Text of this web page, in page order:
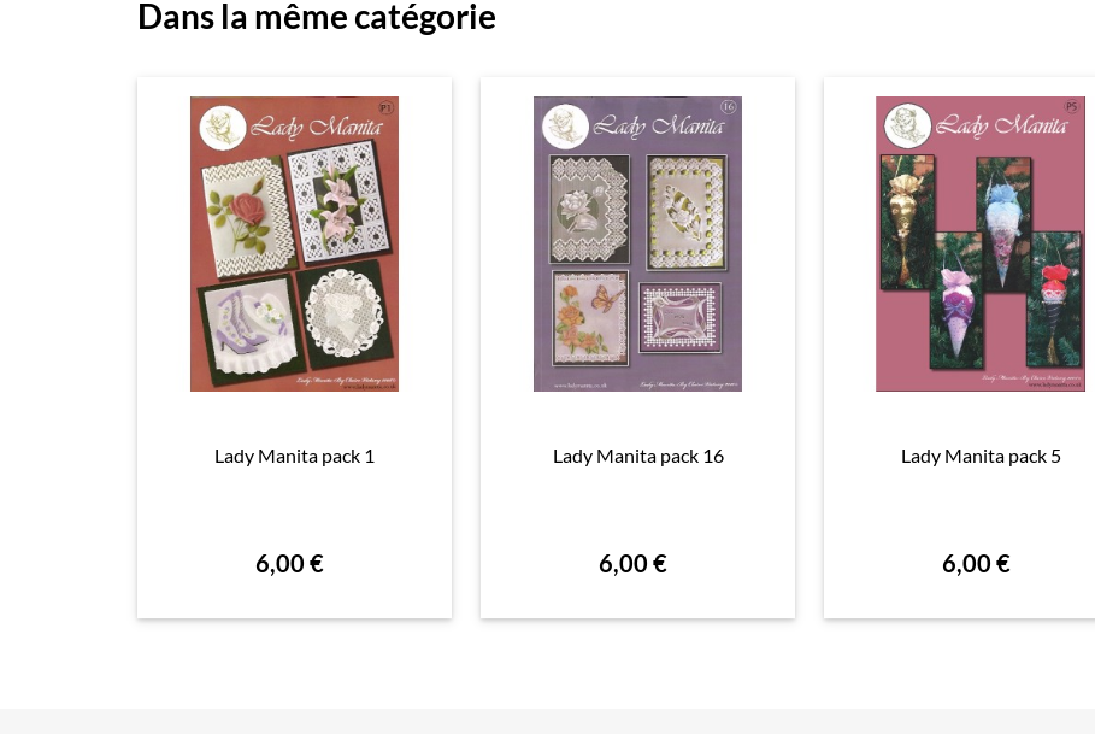
Dans la même catégorie
 Aperçu rapide
Lady Manita pack 1
6,00 €
 Aperçu rapide
Lady Manita pack 16
6,00 €
 Aperçu rapide
Lady Manita pack 5
6,00 €